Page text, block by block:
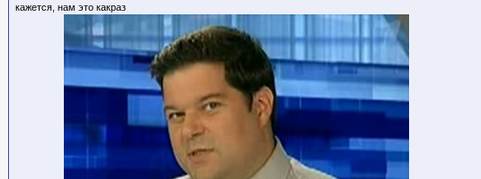
кажется, нам это какраз